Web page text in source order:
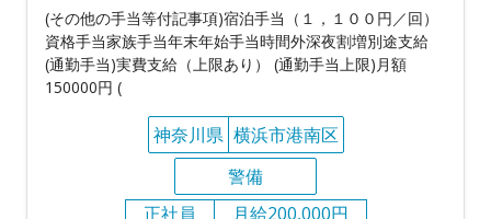
(その他の手当等付記事項)宿泊手当（１，１００円／回）
資格手当家族手当年末年始手当時間外深夜割増別途支給
(通勤手当)実費支給（上限あり） (通勤手当上限)月額
150000円 (
神奈川県 横浜市港南区
警備
正社員
月給200,000円